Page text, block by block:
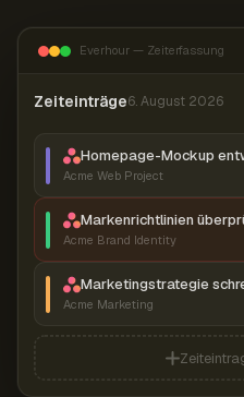
Everhour — Zeiterfassung
Zeiteinträge6. August 2026
Homepage-Mockup
Acme Web Project
Markenrichtlinien
Acme Brand Identity
Marketingstrategie
Acme Marketing